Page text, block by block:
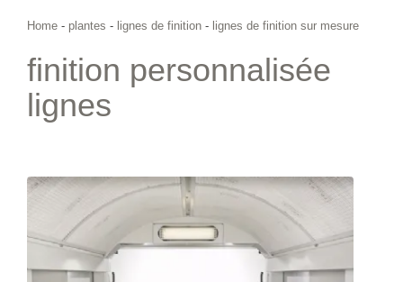
Home - plantes - lignes de finition - lignes de finition sur mesure
finition personnalisée
lignes